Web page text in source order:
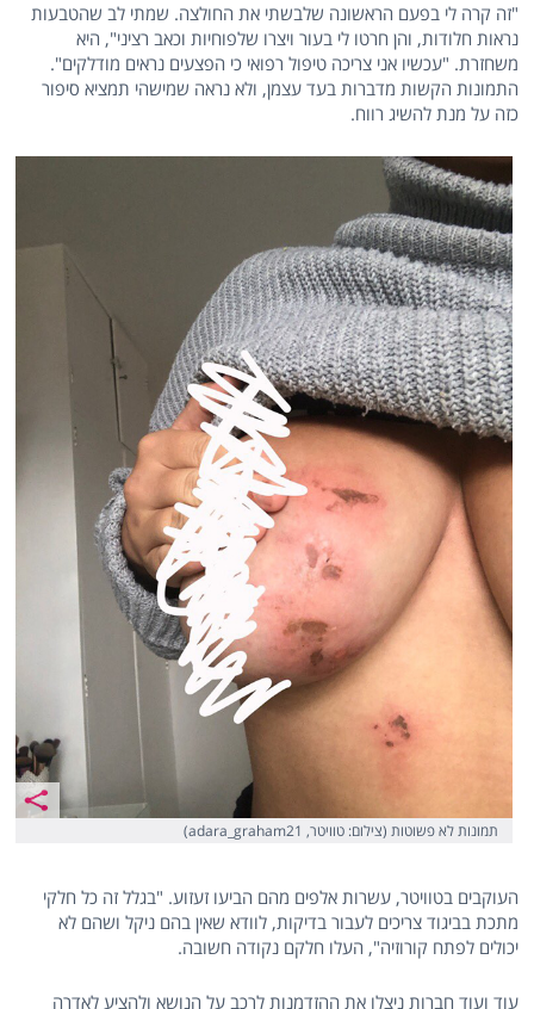
"זה קרה לי בפעם הראשונה שלבשתי את החולצה. שמתי לב שהטבעות
נראות חלודות, והן חרטו לי בעור ויצרו שלפוחיות וכאב רציני", היא
משחזרת. "עכשיו אני צריכה טיפול רפואי כי הפצעים נראים מודלקים".
התמונות הקשות מדברות בעד עצמן, ולא נראה שמישהי תמציא סיפור
כזה על מנת להשיג רווח.
תמונות לא פשוטות (צילום: טוויטר, adara_graham21)
העוקבים בטוויטר, עשרות אלפים מהם הביעו זעזוע. "בגלל זה כל חלקי
מתכת בביגוד צריכים לעבור בדיקות, לוודא שאין בהם ניקל ושהם לא
יכולים לפתח קורוזיה", העלו חלקם נקודה חשובה.
עוד ועוד חברות ניצלו את ההזדמנות לרכב על הנושא ולהציע לאדרה